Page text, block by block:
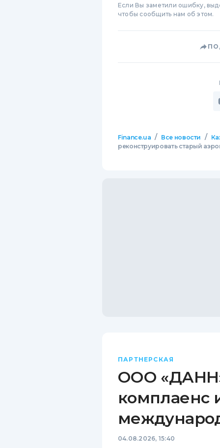
Если Вы заметили ошибку,
чтобы сообщить нам об этом.
Finance.ua / Все новости /
реконструировать старый
ПАРТНЕРСКАЯ
ООО
комплаенс
04.08.2026, 15:40